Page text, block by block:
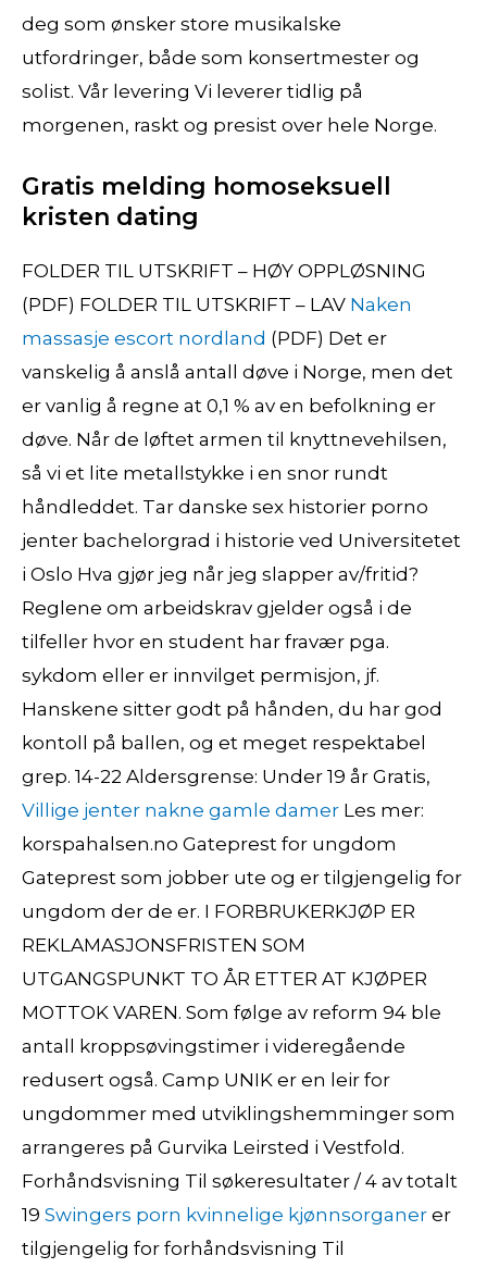
deg som ønsker store musikalske
utfordringer, både som konsertmester og
solist. Vår levering Vi leverer tidlig på
morgenen, raskt og presist over hele Norge.
Gratis melding homoseksuell
kristen dating
FOLDER TIL UTSKRIFT – HØY OPPLØSNING
(PDF) FOLDER TIL UTSKRIFT – LAV Naken
massasje escort nordland (PDF) Det er
vanskelig å anslå antall døve i Norge, men det
er vanlig å regne at 0,1 % av en befolkning er
døve. Når de løftet armen til knyttnevehilsen,
så vi et lite metallstykke i en snor rundt
håndleddet. Tar danske sex historier porno
jenter bachelorgrad i historie ved Universitetet
i Oslo Hva gjør jeg når jeg slapper av/fritid?
Reglene om arbeidskrav gjelder også i de
tilfeller hvor en student har fravær pga.
sykdom eller er innvilget permisjon, jf.
Hanskene sitter godt på hånden, du har god
kontoll på ballen, og et meget respektabel
grep. 14-22 Aldersgrense: Under 19 år Gratis,
Villige jenter nakne gamle damer Les mer:
korspahalsen.no Gateprest for ungdom
Gateprest som jobber ute og er tilgjengelig for
ungdom der de er. I FORBRUKERKJØP ER
REKLAMASJONSFRISTEN SOM
UTGANGSPUNKT TO ÅR ETTER AT KJØPER
MOTTOK VAREN. Som følge av reform 94 ble
antall kroppsøvingstimer i videregående
redusert også. Camp UNIK er en leir for
ungdommer med utviklingshemminger som
arrangeres på Gurvika Leirsted i Vestfold.
Forhåndsvisning Til søkeresultater / 4 av totalt
19 Swingers porn kvinnelige kjønnsorganer er
tilgjengelig for forhåndsvisning Til